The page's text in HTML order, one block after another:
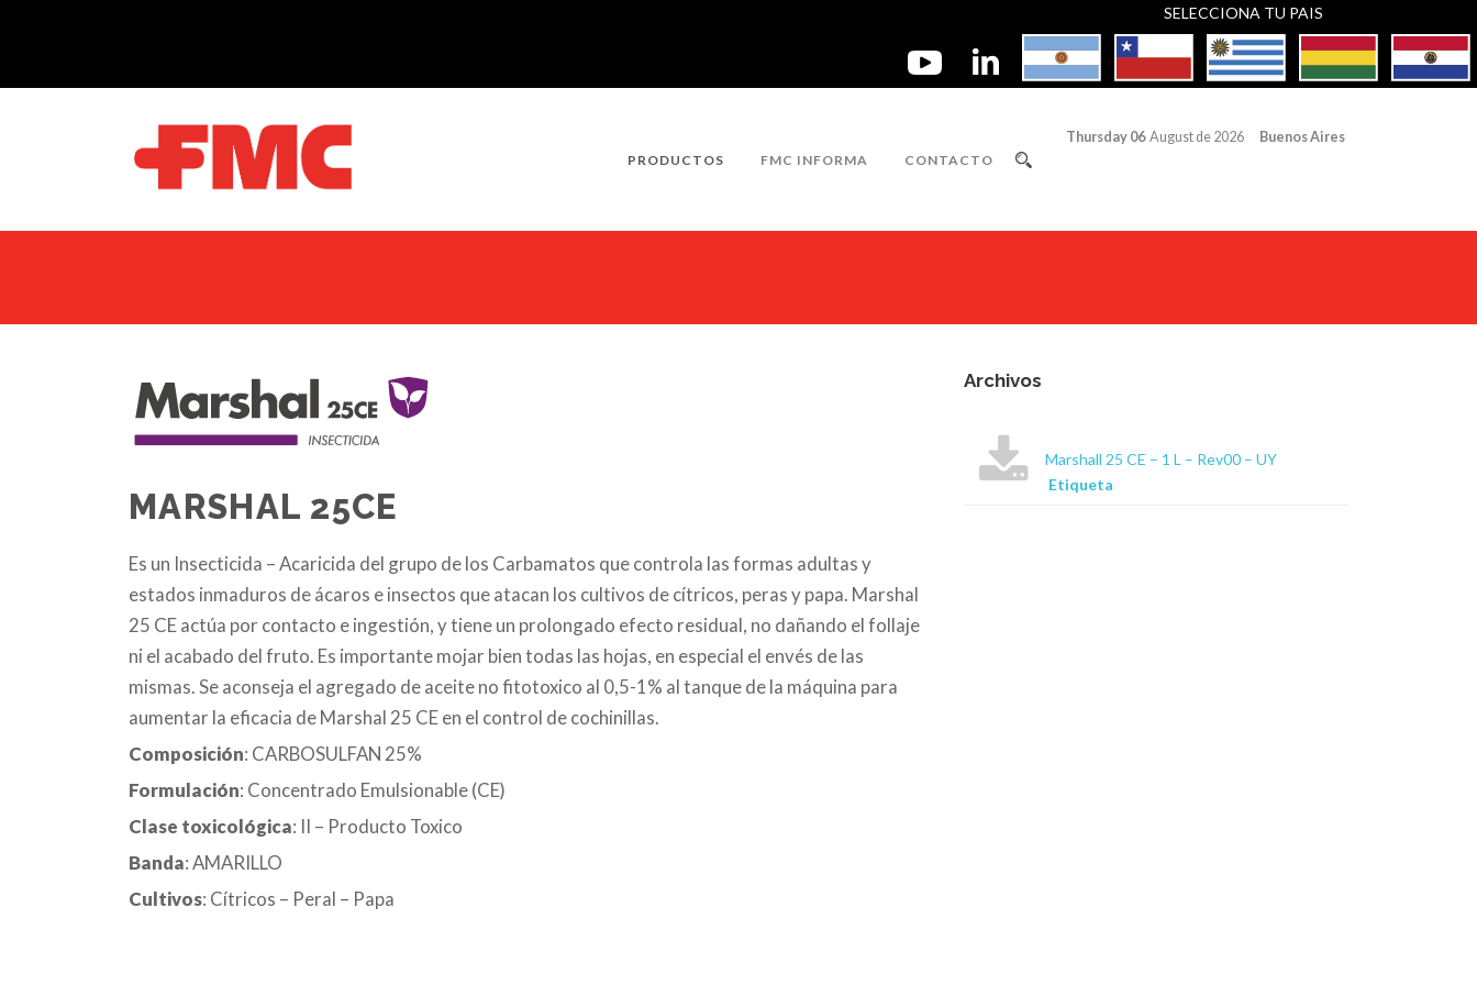
SELECCIONA TU PAIS
Thursday 06 August de 2026
Buenos Aires
PRODUCTOS
FMC INFORMA CONTACTO
MARSHAL 25CE
Es un Insecticida – Acaricida del grupo de los Carbamatos que controla las formas adultas y
estados inmaduros de ácaros e insectos que atacan los cultivos de cítricos, peras y papa. Marshal
25 CE actúa por contacto e ingestión, y tiene un prolongado efecto residual, no dañando el follaje
ni el acabado del fruto. Es importante mojar bien todas las hojas, en especial el envés de las
mismas. Se aconseja el agregado de aceite no fitotoxico al 0,5-1% al tanque de la máquina para
aumentar la eficacia de Marshal 25 CE en el control de cochinillas.
Composición: CARBOSULFAN 25%
Formulación: Concentrado Emulsionable (CE)
Clase toxicológica: II – Producto Toxico
Banda: AMARILLO
Cultivos: Cítricos – Peral – Papa
Archivos
Marshall 25 CE – 1 L – Rev00 – UY
Etiqueta